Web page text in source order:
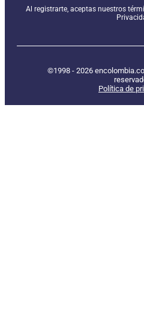
Al registrarte, aceptas nuestros
©1998 - 2026
Política de